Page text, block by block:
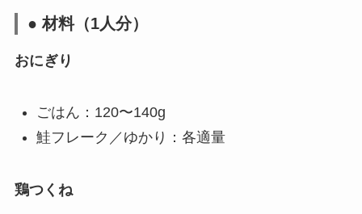
● 材料（1人分）
おにぎり
ごはん：120〜140g
鮭フレーク／ゆかり：各適量
鶏つくね